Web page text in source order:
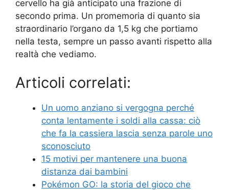
cervello ha già anticipato una frazione di
secondo prima. Un promemoria di quanto sia
straordinario l’organo da 1,5 kg che portiamo
nella testa, sempre un passo avanti rispetto alla
realtà che vediamo.
Articoli correlati:
Un uomo anziano si vergogna perché
conta lentamente i soldi alla cassa: ciò
che fa la cassiera lascia senza parole uno
sconosciuto
15 motivi per mantenere una buona
distanza dai bambini
Pokémon GO: la storia del gioco che